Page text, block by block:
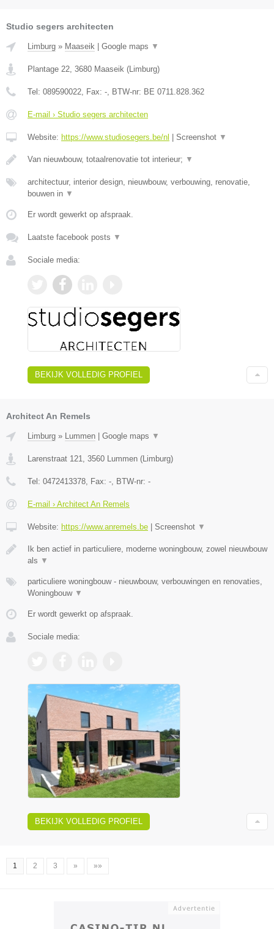
Studio segers architecten
Limburg » Maaseik Google maps ▼
Plantage 22, 3680 Maaseik (Limburg)
Tel: 089590022, Fax: -, BTW-nr: BE 0711.828.362
E-mail › Studio segers architecten
Website: https://www.studiosegers.be/nl Screenshot ▼
Van nieuwbouw, totaalrenovatie tot interieur; ▼
architectuur, interior design, nieuwbouw, verbouwing, renovatie,
bouwen in ▼
Er wordt gewerkt op afspraak.
Laatste facebook posts ▼
Sociale media:
BEKIJK VOLLEDIG PROFIEL
Architect An Remels
Limburg » Lummen Google maps ▼
Larenstraat 121 3560 Lummen ( Limburg)
Tel: 0472413378 , Fax: - , BTW-nr: -
E-mail › Architect An Remels
Website: https://www.anremels.be Screenshot ▼
Ik ben actief in particuliere, moderne woningbouw, zowel nieuwbouw
als ▼
particuliere woningbouw - nieuwbouw, verbouwingen en renovaties,
Woningbouw ▼
Er wordt gewerkt op afspraak.
Sociale media:
BEKIJK VOLLEDIG PROFIEL
1 2 3 » »»